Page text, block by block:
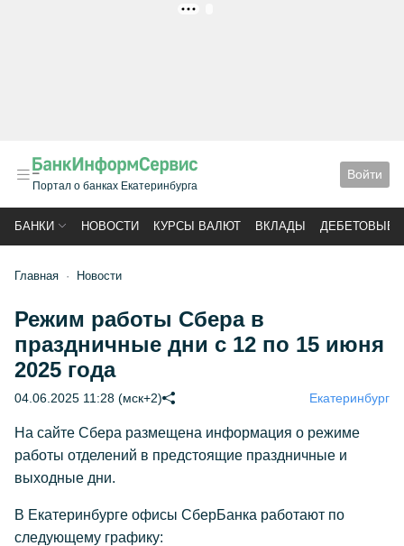
Портал о банках Екатеринбурга
Войти
БАНКИ НОВОСТИ КУРСЫ ВАЛЮТ ВКЛАДЫ ДЕБЕТОВЫЕ
Главная Новости
Режим работы Сбера в
праздничные дни с 12 по 15 июня
2025 года
04.06.2025 11:28 (мск+2) Екатеринбург
На сайте Сбера размещена информация о режиме
работы отделений в предстоящие праздничные и
выходные дни.
В Екатеринбурге офисы СберБанка работают по
следующему графику: